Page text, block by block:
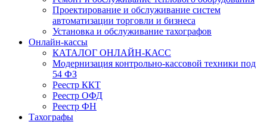
Проектирование и обслуживание систем
автоматизации торговли и бизнеса
Установка и обслуживание тахографов
Онлайн-кассы
КАТАЛОГ ОНЛАЙН-КАСС
Модернизация контрольно-кассовой техники под
54 ФЗ
Реестр ККТ
Реестр ОФД
Реестр ФН
Тахографы